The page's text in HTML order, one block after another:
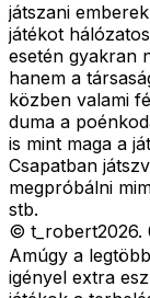
játszani
játékot
esetén gyakran
hanem a
közben valami
duma a
is mint maga a
Csapatban
megpróbálni
stb.
© t_robert2026.
Amúgy a
igényel extra